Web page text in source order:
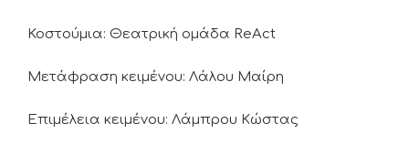
Κοστούμια: Θεατρική ομάδα ReAct
Μετάφραση κειμένου: Λάλου Μαίρη
Επιμέλεια κειμένου: Λάμπρου Κώστας